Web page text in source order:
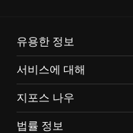
콘크리트 파편을 날리
으로 전장의 지배자가
올디스트 하우스의 기
간과 비밀을 탐험하며
차원을 넘나드는 강력
유용한 정보
서비스에 대해
지포스 나우
법률 정보